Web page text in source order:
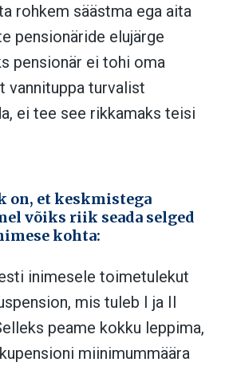
rohkem säästma ega aita
pensionäride elujärge
pensionär ei tohi oma
vannituppa turvalist
ei tee see rikkamaks teisi
on, et keskmistega
võiks riik seada selged
kohta:
inimesele toimetulekut
mis tuleb I ja II
peame kokku leppima,
miinimummäära